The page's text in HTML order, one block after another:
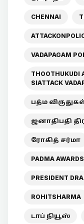
CHENNAI
VADAPAGAM
THOOTHUKUDI
SIATTACK
பத்ம
ஜனாதிபதி
ரோகித் சர்மா
PADMA AWARDS
PRESIDENT
ROHITSHARMA
டாப் நியூஸ்